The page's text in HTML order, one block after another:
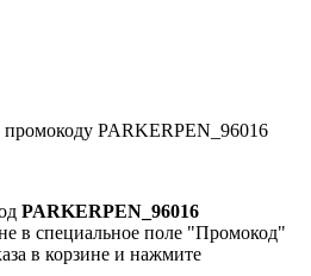
PARKERPEN_96016
PARKERPEN_96016
в специальное поле "Промокод"
в корзине и нажмите